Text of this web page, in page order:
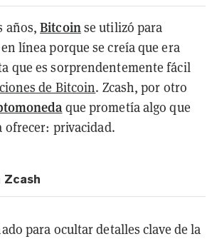
años,Bitcoinse utilizó para
en línea porque se creía que era
que es sorprendentemente fácil
de Bitcoin. Zcash, por otro
que prometía algo que
privacidad.
Zcash
para ocultar detalles clave de la